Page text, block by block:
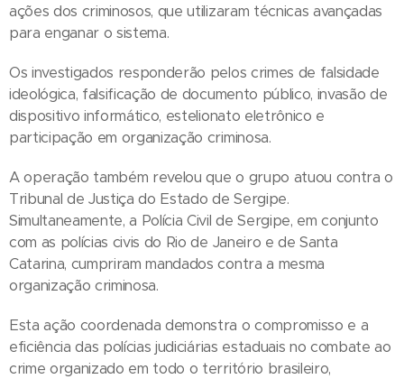
ações dos criminosos, que utilizaram técnicas avançadas
para enganar o sistema.
Os investigados responderão pelos crimes de falsidade
ideológica, falsificação de documento público, invasão de
dispositivo informático, estelionato eletrônico e
participação em organização criminosa.
A operação também revelou que o grupo atuou contra o
Tribunal de Justiça do Estado de Sergipe.
Simultaneamente, a Polícia Civil de Sergipe, em conjunto
com as polícias civis do Rio de Janeiro e de Santa
Catarina, cumpriram mandados contra a mesma
organização criminosa.
Esta ação coordenada demonstra o compromisso e a
eficiência das polícias judiciárias estaduais no combate ao
crime organizado em todo o território brasileiro,